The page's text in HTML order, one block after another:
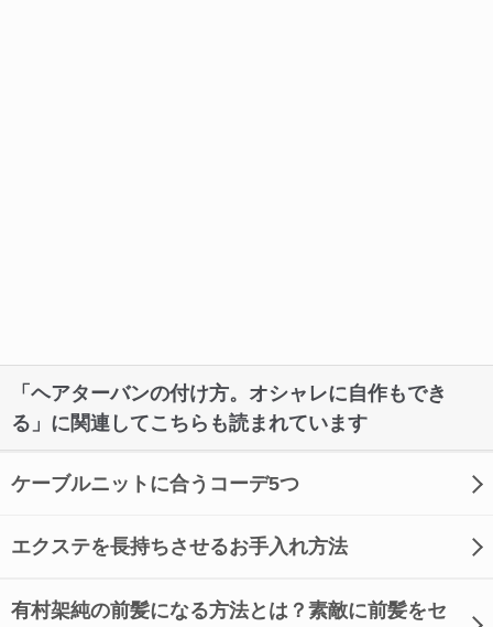
「ヘアターバンの付け方。オシャレに自作もでき
る」に関連してこちらも読まれています
ケーブルニットに合うコーデ5つ
エクステを長持ちさせるお手入れ方法
有村架純の前髪になる方法とは？素敵に前髪をセ